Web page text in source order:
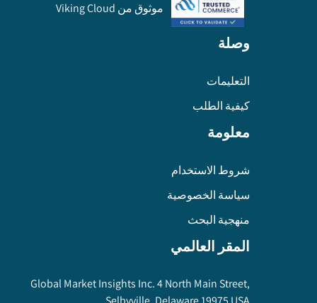
موثوق من Viking Cloud
وصلة
التعليمات
كيفية الطلب
معلومة
شروط الاستخدام
سياسة الخصوصية
منهجية البحث
المقر العالمي
Global Market Insights Inc. 4 North Main Street,